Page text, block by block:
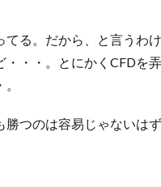
る。だから、と言うわ
・・。とにかくCFDを
つのは容易じゃないはず